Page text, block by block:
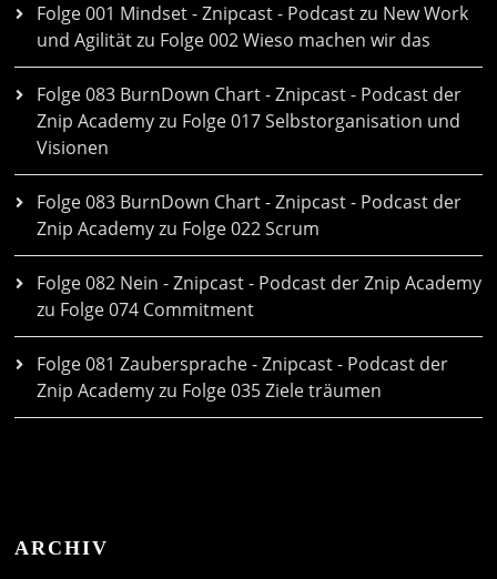
Folge 001 Mindset - Znipcast - Podcast zu New Work
und Agilitätzu Folge 002 Wieso machen wir das
Folge 083 BurnDown Chart - Znipcast - Podcast der
Znip Academyzu Folge 017 Selbstorganisation und
Visionen
Folge 083 BurnDown Chart - Znipcast - Podcast der
Znip Academyzu Folge 022 Scrum
Folge 082 Nein - Znipcast - Podcast der Znip Academy
zu Folge 074 Commitment
Folge 081 Zaubersprache - Znipcast - Podcast der
Znip Academyzu Folge 035 Ziele träumen
ARCHIV